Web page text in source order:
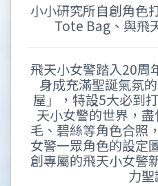
小小研究所自創角色
Tote Bag、與飛
飛天小女警踏入20周
身成充滿聖誕氣氛
屋」，特設5大必到
天小女警的世界，
毛、碧絲等角色合照
女警一眾角色的設定
創專屬的飛天小女警
力聖